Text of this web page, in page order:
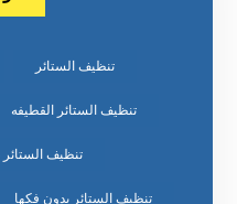
تنظيف الستائر
تنظيف الستائر القطيفه
تنظيف الستائر
تنظيف الستائر بدون فكها